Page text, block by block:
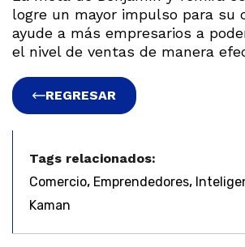
logre un mayor impulso para su
ayude a más empresarios a
el nivel de ventas de manera
REGRESAR
Tags relacionados:
Comercio, Emprendedores,
Kaman